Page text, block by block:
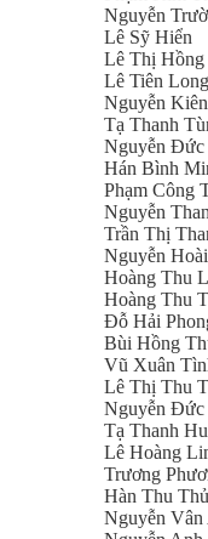
Nguyễn
Lê Sỹ Hiển
Lê Thị Hồng
Lê Tiên Long
Nguyễn
Tạ Thanh
Nguyễn
Hán Bình
Phạm Công
Nguyễn
Trần Thị
Nguyễn
Hoàng Thu
Hoàng Thu
Đỗ Hải
Bùi Hồng
Vũ Xuân
Lê Thị Thu
Nguyễn Đức
Tạ Thanh
Lê Hoàng
Trương
Hàn Thu
Nguyễn Vân